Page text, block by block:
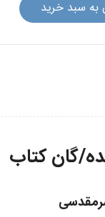
به سبد خرید
گان کتاب